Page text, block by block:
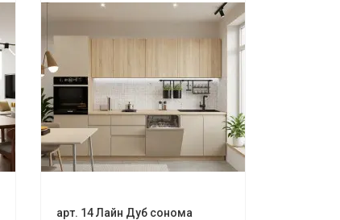
арт. 14 Лайн Дуб сонома